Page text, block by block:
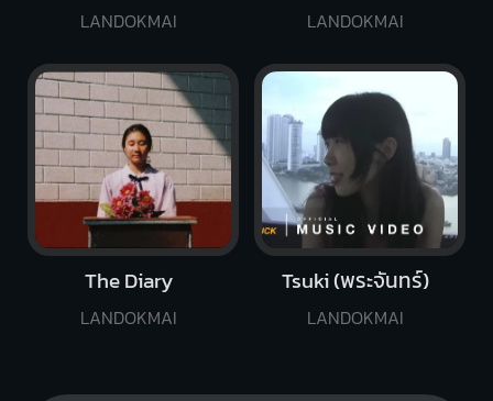
LANDOKMAI LANDOKMAI
Tsuki (พระจันทร์)
LANDOKMAI
The Diary
LANDOKMAI